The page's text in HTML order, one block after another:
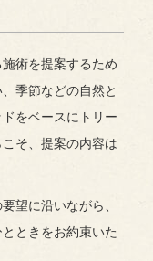
術を提案するため
季節などの自然と
をベースにトリー
そ、提案の内容は
望に沿いながら、
ときをお約束いた